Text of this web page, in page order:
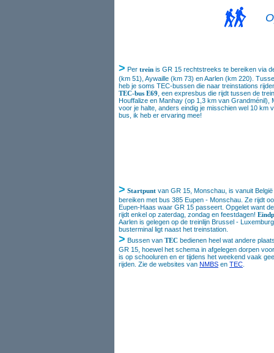
> Per trein is GR 15 rechtstreeks te bereiken via
(km 51), Aywaille (km 73) en Aarlen (km 220).
heb je soms TEC-bussen die naar treinstations
TEC-bus E69 , een expresbus die rijdt tussen de
Houffalize en Manhay (op 1,3 km van Grandménil),
voor je halte, anders eindig je misschien wel 10
bus, ik heb er ervaring mee!
> Startpunt van GR 15, Monschau, is vanuit België
bereiken met bus 385 Eupen - Monschau. Ze rijdt
Eupen-Haas waar GR 15 passeert. Opgelet want
rijdt enkel op zaterdag, zondag en feestdagen!
Aarlen is gelegen op de treinlijn Brussel -
busterminal ligt naast het treinstation.
> Bussen van TEC bedienen heel wat andere
GR 15, hoewel het schema in afgelegen dorpen
is op schooluren en er tijdens het weekend vaak
rijden. Zie de websites van NMBS en TEC